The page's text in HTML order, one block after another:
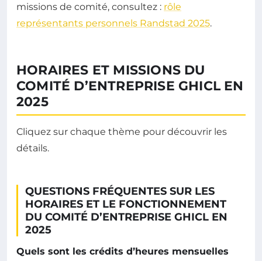
missions de comité, consultez : rôle
représentants personnels Randstad 2025.
HORAIRES ET MISSIONS DU
COMITÉ D’ENTREPRISE GHICL EN
2025
Cliquez sur chaque thème pour découvrir les
détails.
QUESTIONS FRÉQUENTES SUR LES
HORAIRES ET LE FONCTIONNEMENT
DU COMITÉ D’ENTREPRISE GHICL EN
2025
Quels sont les crédits d’heures mensuelles